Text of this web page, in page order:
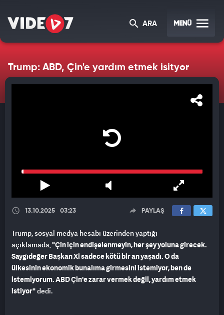
ARA MENÜ
Trump: ABD, Çin'e yardım etmek isityor
13.10.2025 03:23 PAYLAŞ
Trump, sosyal medya hesabı üzerinden yaptığı
açıklamada,"Çin için endişelenmeyin, her şey yoluna girecek.
Saygıdeğer Başkan Xi sadece kötü bir an yaşadı. O da
ülkesinin ekonomik bunalıma girmesini istemiyor, ben de
istemiyorum. ABD Çin'e zarar vermek değil, yardım etmek
istiyor"dedi.